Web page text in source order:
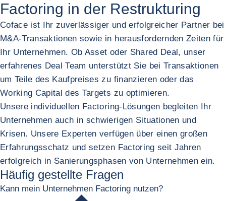
Factoring in der Restrukturing
Coface ist Ihr zuverlässiger und erfolgreicher Partner bei
M&A-Transaktionen sowie in herausfordernden Zeiten für
Ihr Unternehmen. Ob Asset oder Shared Deal, unser
erfahrenes Deal Team unterstützt Sie bei Transaktionen
um Teile des Kaufpreises zu finanzieren oder das
Working Capital des Targets zu optimieren.
Unsere individuellen Factoring-Lösungen begleiten Ihr
Unternehmen auch in schwierigen Situationen und
Krisen. Unsere Experten verfügen über einen großen
Erfahrungsschatz und setzen Factoring seit Jahren
erfolgreich in Sanierungsphasen von Unternehmen ein.
Häufig gestellte Fragen
Kann mein Unternehmen Factoring nutzen?